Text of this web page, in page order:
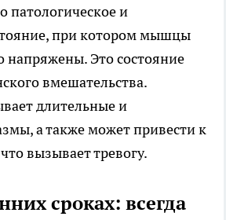
патологическое и
при котором мышцы
напряжены. Это состояние
вмешательства.
длительные и
а также может привести к
вызывает тревогу.
сроках: всегда